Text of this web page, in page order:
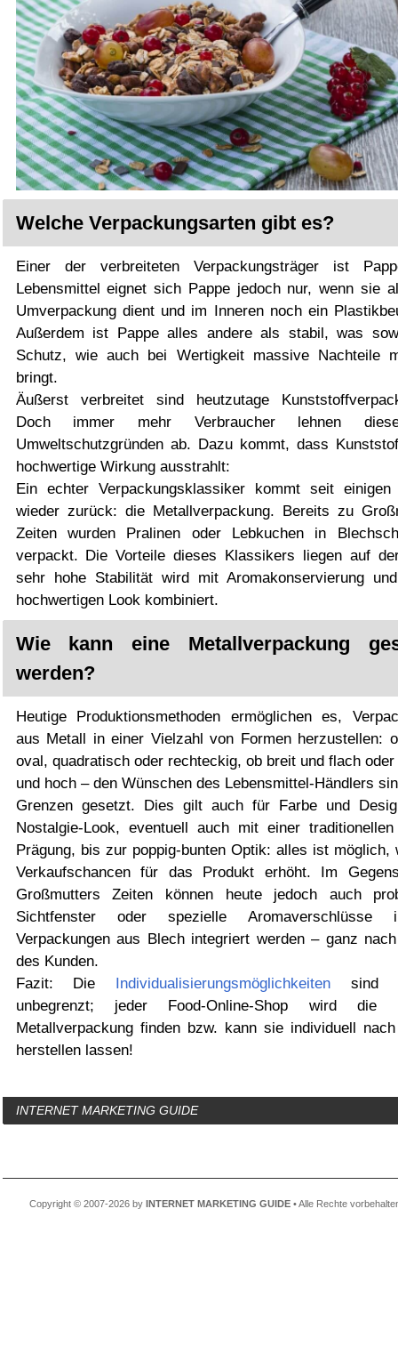
Welche Verpackungsarten gibt es?
Einer der verbreiteten Verpackungsträger ist
Lebensmittel eignet sich Pappe jedoch nur, wenn sie
Umverpackung dient und im Inneren noch ein
Außerdem ist Pappe alles andere als stabil, was
Schutz, wie auch bei Wertigkeit massive Nachteile
bringt.
Äußerst verbreitet sind heutzutage
Doch immer mehr Verbraucher lehnen
Umweltschutzgründen ab. Dazu kommt, dass
hochwertige Wirkung ausstrahlt:
Ein echter Verpackungsklassiker kommt seit einigen
wieder zurück: die Metallverpackung. Bereits zu
Zeiten wurden Pralinen oder Lebkuchen in
verpackt. Die Vorteile dieses Klassikers liegen auf
sehr hohe Stabilität wird mit Aromakonservierung
hochwertigen Look kombiniert.
Wie kann eine Metallverpackung
werden?
Heutige Produktionsmethoden ermöglichen es,
aus Metall in einer Vielzahl von Formen herzustellen:
oval, quadratisch oder rechteckig, ob breit und flach
und hoch – den Wünschen des Lebensmittel-Händlers
Grenzen gesetzt. Dies gilt auch für Farbe und
Nostalgie-Look, eventuell auch mit einer
Prägung, bis zur poppig-bunten Optik: alles ist möglich,
Verkaufschancen für das Produkt erhöht. Im
Großmutters Zeiten können heute jedoch auch
Sichtfenster oder spezielle
Verpackungen aus Blech integriert werden – ganz
des Kunden.
Fazit: Die
Individualisierungsmöglichkeiten sind
unbegrenzt; jeder Food-Online-Shop wird die
Metallverpackung finden bzw. kann sie individuell
herstellen lassen!
INTERNET MARKETING GUIDE
Copyright © 2007-2026 by INTERNET MARKETING GUIDE• Alle Rechte